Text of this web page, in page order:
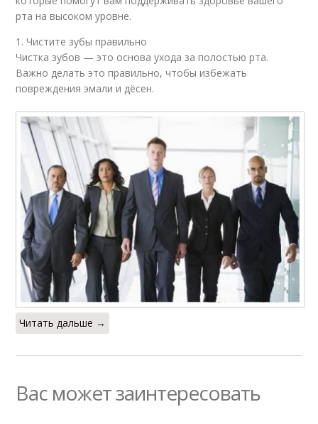
рта на высоком уровне.
1. Чистите зубы правильно
Чистка зубов — это основа ухода за полостью рта.
Важно делать это правильно, чтобы избежать
повреждения эмали и дёсен.
Читать дальше →
Вас может заинтересовать